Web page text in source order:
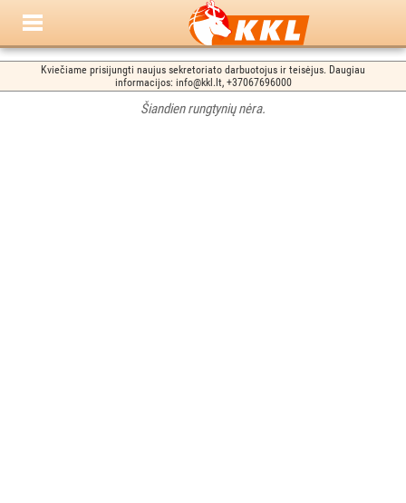
Kviečiame prisijungti naujus sekretoriato darbuotojus ir teisėjus. Daugiau
informacijos: info@kkl.lt, +37067696000
Šiandien rungtynių nėra.